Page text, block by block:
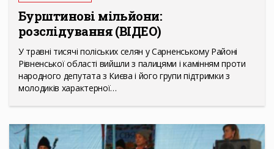
Бурштинові мільйони:
розслідування (ВІДЕО)
У травні тисячі поліських селян у Сарненському Районі
Рівненської області вийшли з палицями і камінням проти
народного депутата з Києва і його групи підтримки з
молодиків характерної…